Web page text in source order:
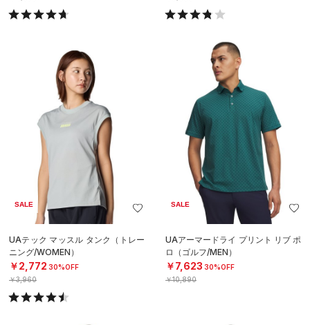
SALE
UAテック マッスル タンク（トレー
ニング/WOMEN）
￥2,772 30%OFF
￥3,960
SALE
UAアーマードライ プリント リブ ポ
ロ（ゴルフ/MEN）
￥7,623 30%OFF
￥10,890